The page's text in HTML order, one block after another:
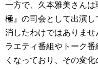
一方で、久本雅美さん
極』の司会として出演
消したわけではありま
ラエティ番組やトーク
くなっており、その変